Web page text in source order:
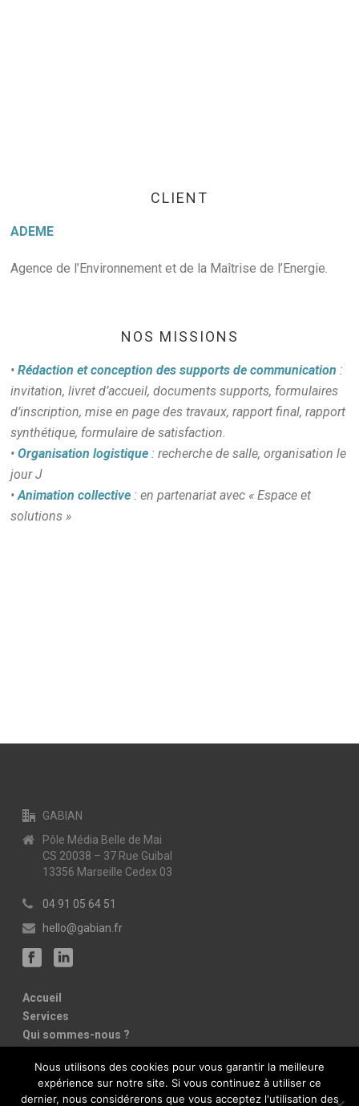
CLIENT
ADEME
Agence de l’Environnement et de la Maîtrise de l’Energie.
NOS MISSIONS
•Rédaction et conception des supports de communication :
invitation, livret d’accueil, documents supports, formulaires
d’inscription, mise en page des travaux, rapport final, rapport
synthétique, formulaire de satisfaction.
•Organisation logistique : recherche de salle, organisation le
jour J
•Animation collective : en partenariat avec « Espace et
solutions »
GABIAN
Pôle Média Belle de Mai
CS 20038 – 37 Rue Guibal
13356 Marseille Cedex 03
04 91 05 64 51
hello@gabian.fr
Accueil
Services
Qui sommes-nous ?
Contact
Mentions légales
Nous utilisons des cookies pour vous garantir la meilleure
expérience sur notre site. Si vous continuez à utiliser ce
dernier, nous considérerons que vous acceptez l'utilisation des